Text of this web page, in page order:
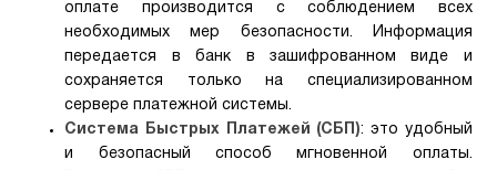
оплате производится с соблюдением всех
необходимых мер безопасности. Информация
передается в банк в зашифрованном виде и
сохраняется только на специализированном
сервере платежной системы.
Система Быстрых Платежей (СБП): это удобный
и безопасный способ мгновенной оплаты.